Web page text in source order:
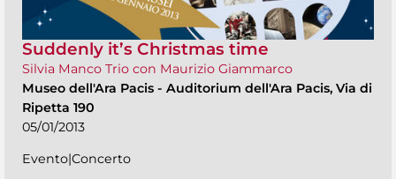
Suddenly it’s Christmas time
Silvia Manco Trio con Maurizio Giammarco
Museo dell'Ara Pacis - Auditorium dell'Ara Pacis, Via di
Ripetta 190
05/01/2013
Evento|Concerto